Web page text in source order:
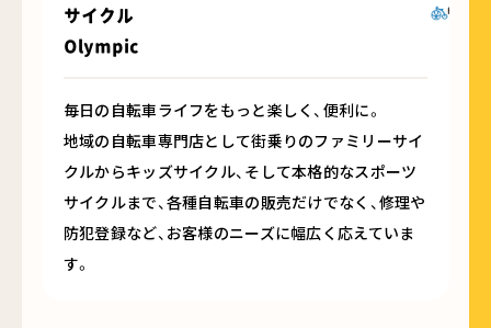
サイクル
Olympic
毎日の自転車ライフをもっと楽しく、便利に。
地域の自転車専門店として街乗りのファミリーサイ
クルからキッズサイクル、そして本格的なスポーツ
サイクルまで、各種自転車の販売だけでなく、修理や
防犯登録など、お客様のニーズに幅広く応えていま
す。